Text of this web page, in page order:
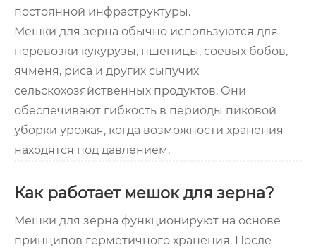
постоянной инфраструктуры.
Мешки для зерна обычно используются для
перевозки кукурузы, пшеницы, соевых бобов,
ячменя, риса и других сыпучих
сельскохозяйственных продуктов. Они
обеспечивают гибкость в периоды пиковой
уборки урожая, когда возможности хранения
находятся под давлением.
Как работает мешок для зерна?
Мешки для зерна функционируют на основе
принципов герметичного хранения. После